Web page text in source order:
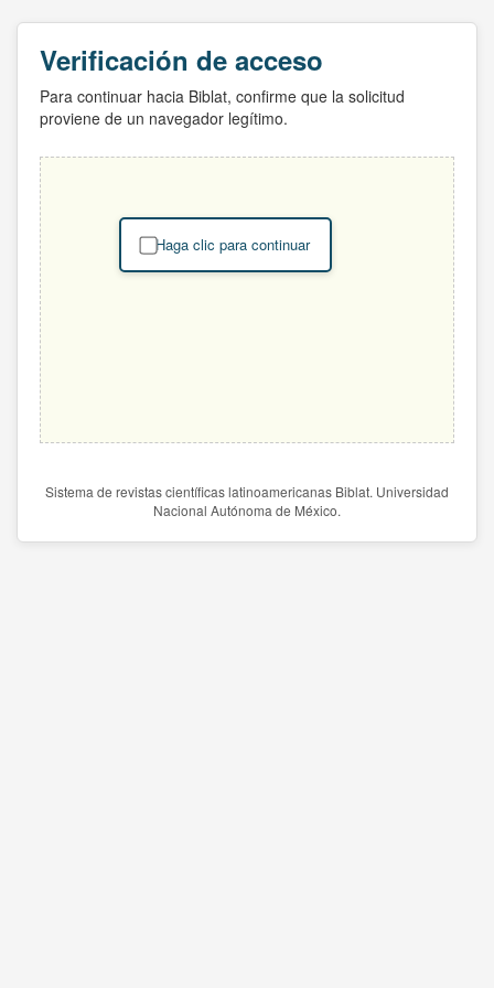
Verificación de acceso
Para continuar hacia Biblat, confirme que la solicitud
proviene de un navegador legítimo.
Haga clic para continuar
Sistema de revistas científicas latinoamericanas Biblat. Universidad
Nacional Autónoma de México.